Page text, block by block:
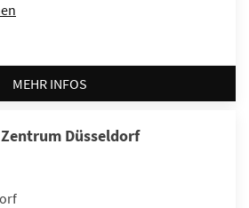
MEHR INFOS
Düsseldorf